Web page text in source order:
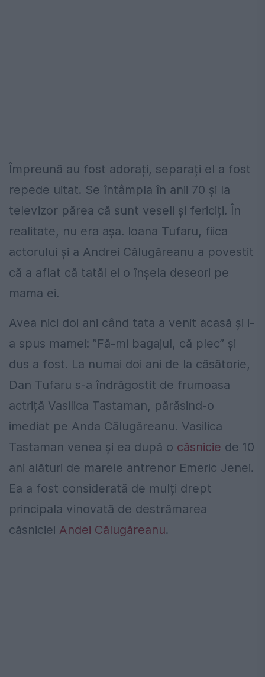
Împreună au fost adorați, separați el a fost
repede uitat. Se întâmpla în anii 70 și la
televizor părea că sunt veseli și fericiți. În
realitate, nu era așa. Ioana Tufaru, fiica
actorului și a Andrei Călugăreanu a povestit
că a aflat că tatăl ei o înșela deseori pe
mama ei.
Avea nici doi ani când tata a venit acasă și i-
a spus mamei: ”Fă-mi bagajul, că plec” și
dus a fost. La numai doi ani de la căsătorie,
Dan Tufaru s-a îndrăgostit de frumoasa
actriță Vasilica Tastaman, părăsind-o
imediat pe Anda Călugăreanu. Vasilica
Tastaman venea și ea după o căsnicie de 10
ani alături de marele antrenor Emeric Jenei.
Ea a fost considerată de mulți drept
principala vinovată de destrămarea
căsniciei Andei Călugăreanu.